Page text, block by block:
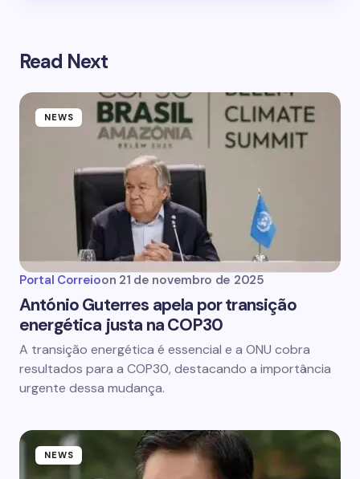
Read Next
NEWS
Portal Correioon 21 de novembro de 2025
António Guterres apela por transição
energética justa na COP30
A transição energética é essencial e a ONU cobra
resultados para a COP30, destacando a importância
urgente dessa mudança.
NEWS